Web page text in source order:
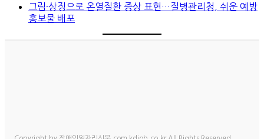
그림·상징으로 온열질환 증상 표현…질병관리청, 쉬운 예방
홍보물 배포